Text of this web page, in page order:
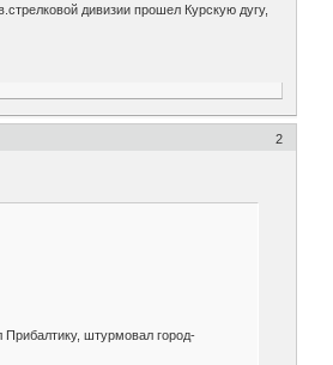
дивизии прошел Курскую дугу,
2
штурмовал город-